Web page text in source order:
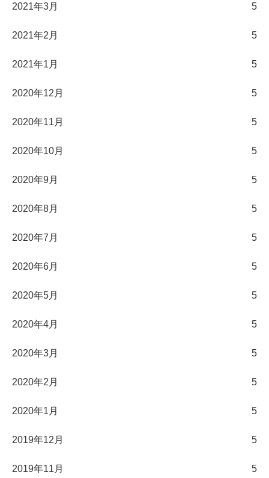
2021年3月 5
2021年2月 5
2021年1月 5
2020年12月 5
2020年11月 5
2020年10月 5
2020年9月 5
2020年8月 5
2020年7月 5
2020年6月 5
2020年5月 5
2020年4月 5
2020年3月 5
2020年2月 5
2020年1月 5
2019年12月 5
2019年11月 5